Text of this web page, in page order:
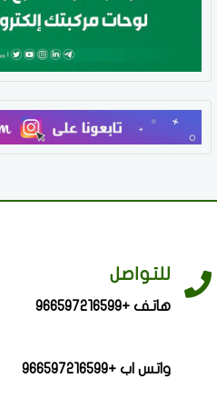
للتواصل
هاتف +966597216599
واتس اب +966597216599